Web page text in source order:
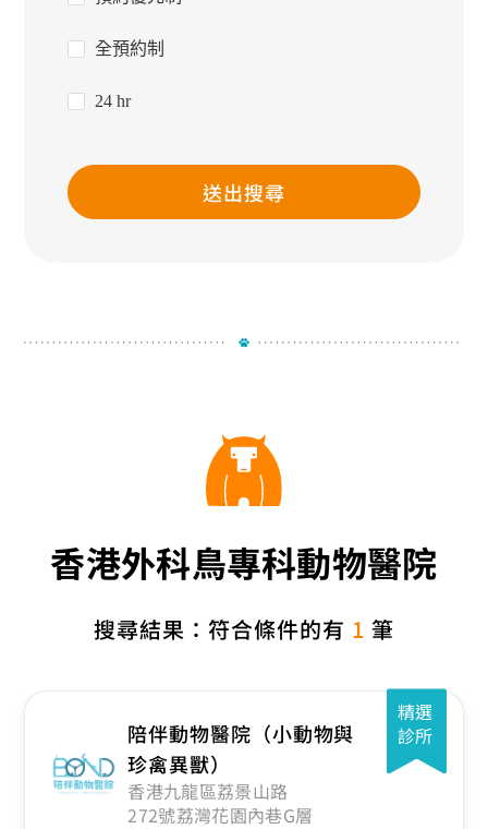
全預約制
24 hr
送出搜尋
香港外科鳥專科動物醫院
搜尋結果：符合條件的有 1 筆
精選
診所
陪伴動物醫院（小動物與
珍禽異獸）
香港九龍區荔景山路
272號荔灣花園內巷G層